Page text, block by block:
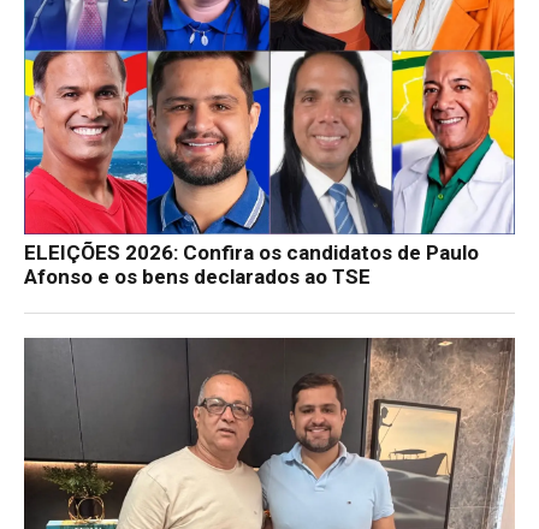
ELEIÇÕES 2026: Confira os candidatos de Paulo
Afonso e os bens declarados ao TSE